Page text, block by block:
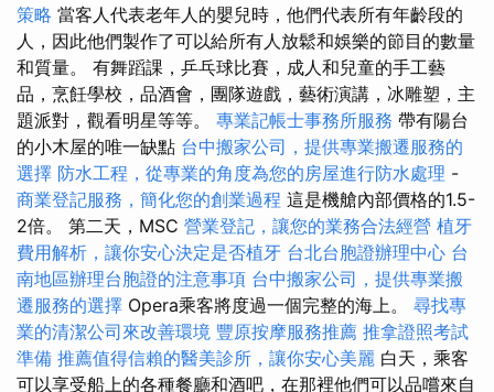
策略 當客人代表老年人的嬰兒時，他們代表所有年齡段的
人，因此他們製作了可以給所有人放鬆和娛樂的節目的數量
和質量。 有舞蹈課，乒乓球比賽，成人和兒童的手工藝
品，烹飪學校，品酒會，團隊遊戲，藝術演講，冰雕塑，主
題派對，觀看明星等等。 專業記帳士事務所服務 帶有陽台
的小木屋的唯一缺點 台中搬家公司，提供專業搬遷服務的
選擇 防水工程，從專業的角度為您的房屋進行防水處理 -
商業登記服務，簡化您的創業過程 這是機艙內部價格的1.5-
2倍。 第二天，MSC 營業登記，讓您的業務合法經營 植牙
費用解析，讓你安心決定是否植牙 台北台胞證辦理中心 台
南地區辦理台胞證的注意事項 台中搬家公司，提供專業搬
遷服務的選擇 Opera乘客將度過一個完整的海上。 尋找專
業的清潔公司來改善環境 豐原按摩服務推薦 推拿證照考試
準備 推薦值得信賴的醫美診所，讓你安心美麗 白天，乘客
可以享受船上的各種餐廳和酒吧，在那裡他們可以品嚐來自